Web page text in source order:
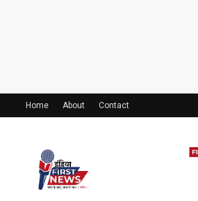
Home About Contact